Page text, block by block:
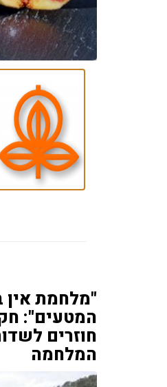
"מלחמת אין
המטעים":
חוזרים
המלחמה